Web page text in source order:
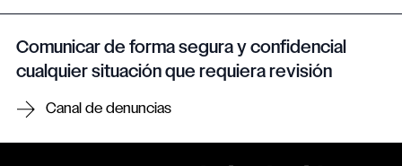
Comunicar de forma segura y confidencial
cualquier situación que requiera revisión
Canal de denuncias